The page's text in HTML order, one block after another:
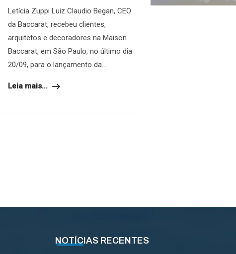
Letícia Zuppi Luiz Claudio Began, CEO
da Baccarat, recebeu clientes,
arquitetos e decoradores na Maison
Baccarat, em São Paulo, no último dia
20/09, para o lançamento da...
Leia mais...
NOTÍCIAS RECENTES